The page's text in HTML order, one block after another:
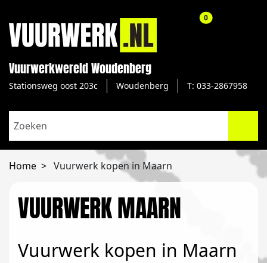
Vuurwerkwereld Woudenberg
Stationsweg oost 203c Woudenberg T: 033-2867958
0aantal
Home Vuurwerk kopen in Maarn
VUURWERK MAARN
Vuurwerk kopen in Maarn